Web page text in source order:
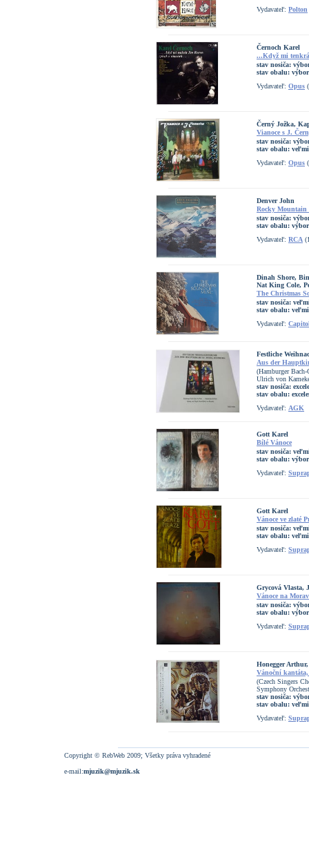
Vydavateľ: Polton
Černoch Karel
...Když mi
stav nosiča:
stav obalu:
Vydavateľ: Opus
Černý Jožka,
Vianoce s J.
stav nosiča:
stav obalu:
Vydavateľ: Opus
Denver John
Rocky Mountain
stav nosiča:
stav obalu:
Vydavateľ: RCA
Dinah Shore,
Nat King Cole,
The Christmas
stav nosiča:
stav obalu:
Vydavateľ:
Festliche
Aus der
(Hamburger
Ulrich von
stav nosiča:
stav obalu:
Vydavateľ: AGK
Gott Karel
Bílé Vánoce
stav nosiča:
stav obalu:
Vydavateľ:
Gott Karel
Vánoce ve zlaté
stav nosiča:
stav obalu:
Vydavateľ:
Grycová Vlasta,
Vánoce na
stav nosiča:
stav obalu:
Vydavateľ:
Honegger
Vánoční
(Czech Singers
Symphony
stav nosiča:
stav obalu:
Vydavateľ:
Copyright © RebWeb 2009; Všetky práva vyhradené
e-mail:mjuzik@mjuzik.sk